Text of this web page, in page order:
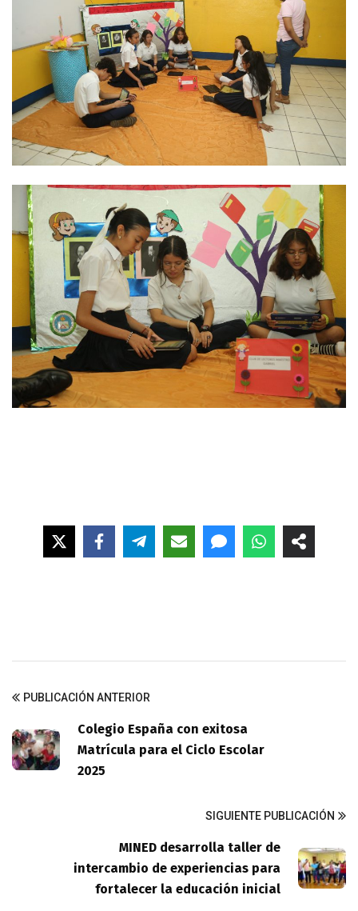
PUBLICACIÓN ANTERIOR
Colegio España con exitosa
Matrícula para el Ciclo Escolar
2025
SIGUIENTE PUBLICACIÓN
MINED desarrolla taller de
intercambio de experiencias para
fortalecer la educación inicial